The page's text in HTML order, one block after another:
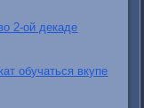
2-ой декаде
обучаться вкупе